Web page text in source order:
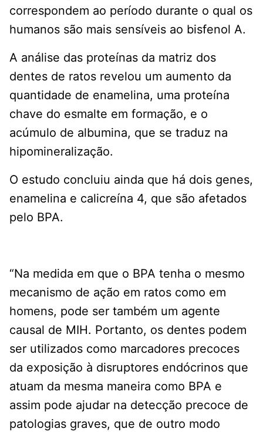
correspondem ao período durante o qual os
humanos são mais sensíveis ao bisfenol A.
A análise das proteínas da matriz dos
dentes de ratos revelou um aumento da
quantidade de enamelina, uma proteína
chave do esmalte em formação, e o
acúmulo de albumina, que se traduz na
hipomineralização.
O estudo concluiu ainda que há dois genes,
enamelina e calicreína 4, que são afetados
pelo BPA.
“Na medida em que o BPA tenha o mesmo
mecanismo de ação em ratos como em
homens, pode ser também um agente
causal de MIH. Portanto, os dentes podem
ser utilizados como marcadores precoces
da exposição à disruptores endócrinos que
atuam da mesma maneira como BPA e
assim pode ajudar na detecção precoce de
patologias graves, que de outro modo